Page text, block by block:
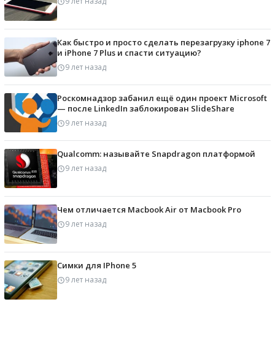
Как быстро и просто сделать перезагрузку iphone 7
и iPhone 7 Plus и спасти ситуацию?
9 лет назад
Роскомнадзор забанил ещё один проект Microsoft
— после LinkedIn заблокирован SlideShare
9 лет назад
Qualcomm: называйте Snapdragon платформой
9 лет назад
Чем отличается Macbook Air от Macbook Pro
9 лет назад
Симки для IPhone 5
9 лет назад